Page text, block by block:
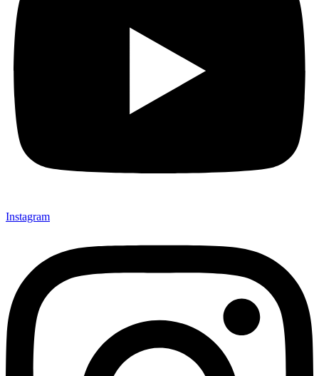
Instagram